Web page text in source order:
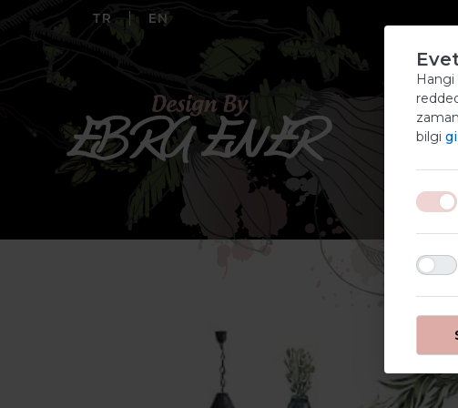
TR EN
Hangi
zaman
bilgi